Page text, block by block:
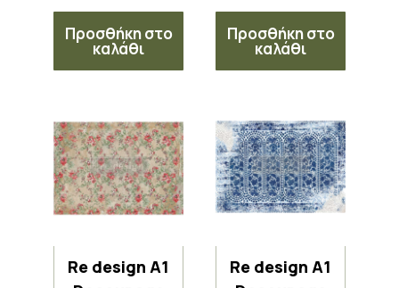
Προσθήκη στο
καλάθι
Προσθήκη στο
καλάθι
Re design A1
Re design A1